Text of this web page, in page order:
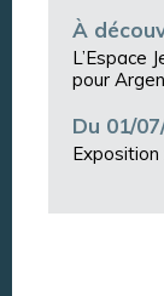
À
L’Espace
pour
Du 01/